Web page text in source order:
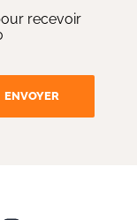
recevoir
ENVOYER